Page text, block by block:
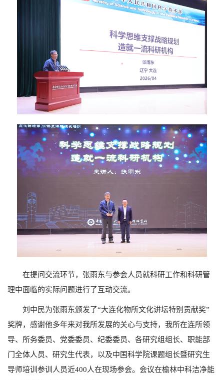
在提问交流环节，张雨东与参会人员就科研工作和科研管
理中面临的实际问题进行了互动交流。
刘中民为张雨东颁发了“大连化物所文化讲坛特别贡献奖”
奖牌，感谢他多年来对我所发展的关心与支持，我所在连所领
导、所务委员、党委委员、纪委委员、各研究组组长、职能部
门全体人员、研究生代表，以及中国科学院课题组长暨研究生
导师培训参训人员近400人在现场参会。会议在榆林中科洁净能